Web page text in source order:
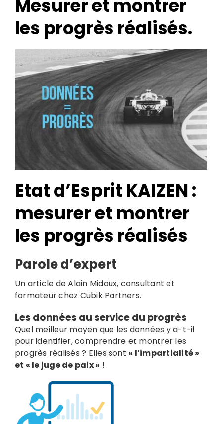
Mesurer et montrer
les progrès réalisés.
Etat d’Esprit KAIZEN :
mesurer et montrer
les progrès réalisés
Parole d’expert
Un article de Alain Midoux, consultant et
formateur chez Cubik Partners.
Les données au service du progrès
Quel meilleur moyen que les données y a-t-il
pour identifier, comprendre et montrer les
progrès réalisés ? Elles sont « l’impartialité »
et « le juge de paix » !
Search